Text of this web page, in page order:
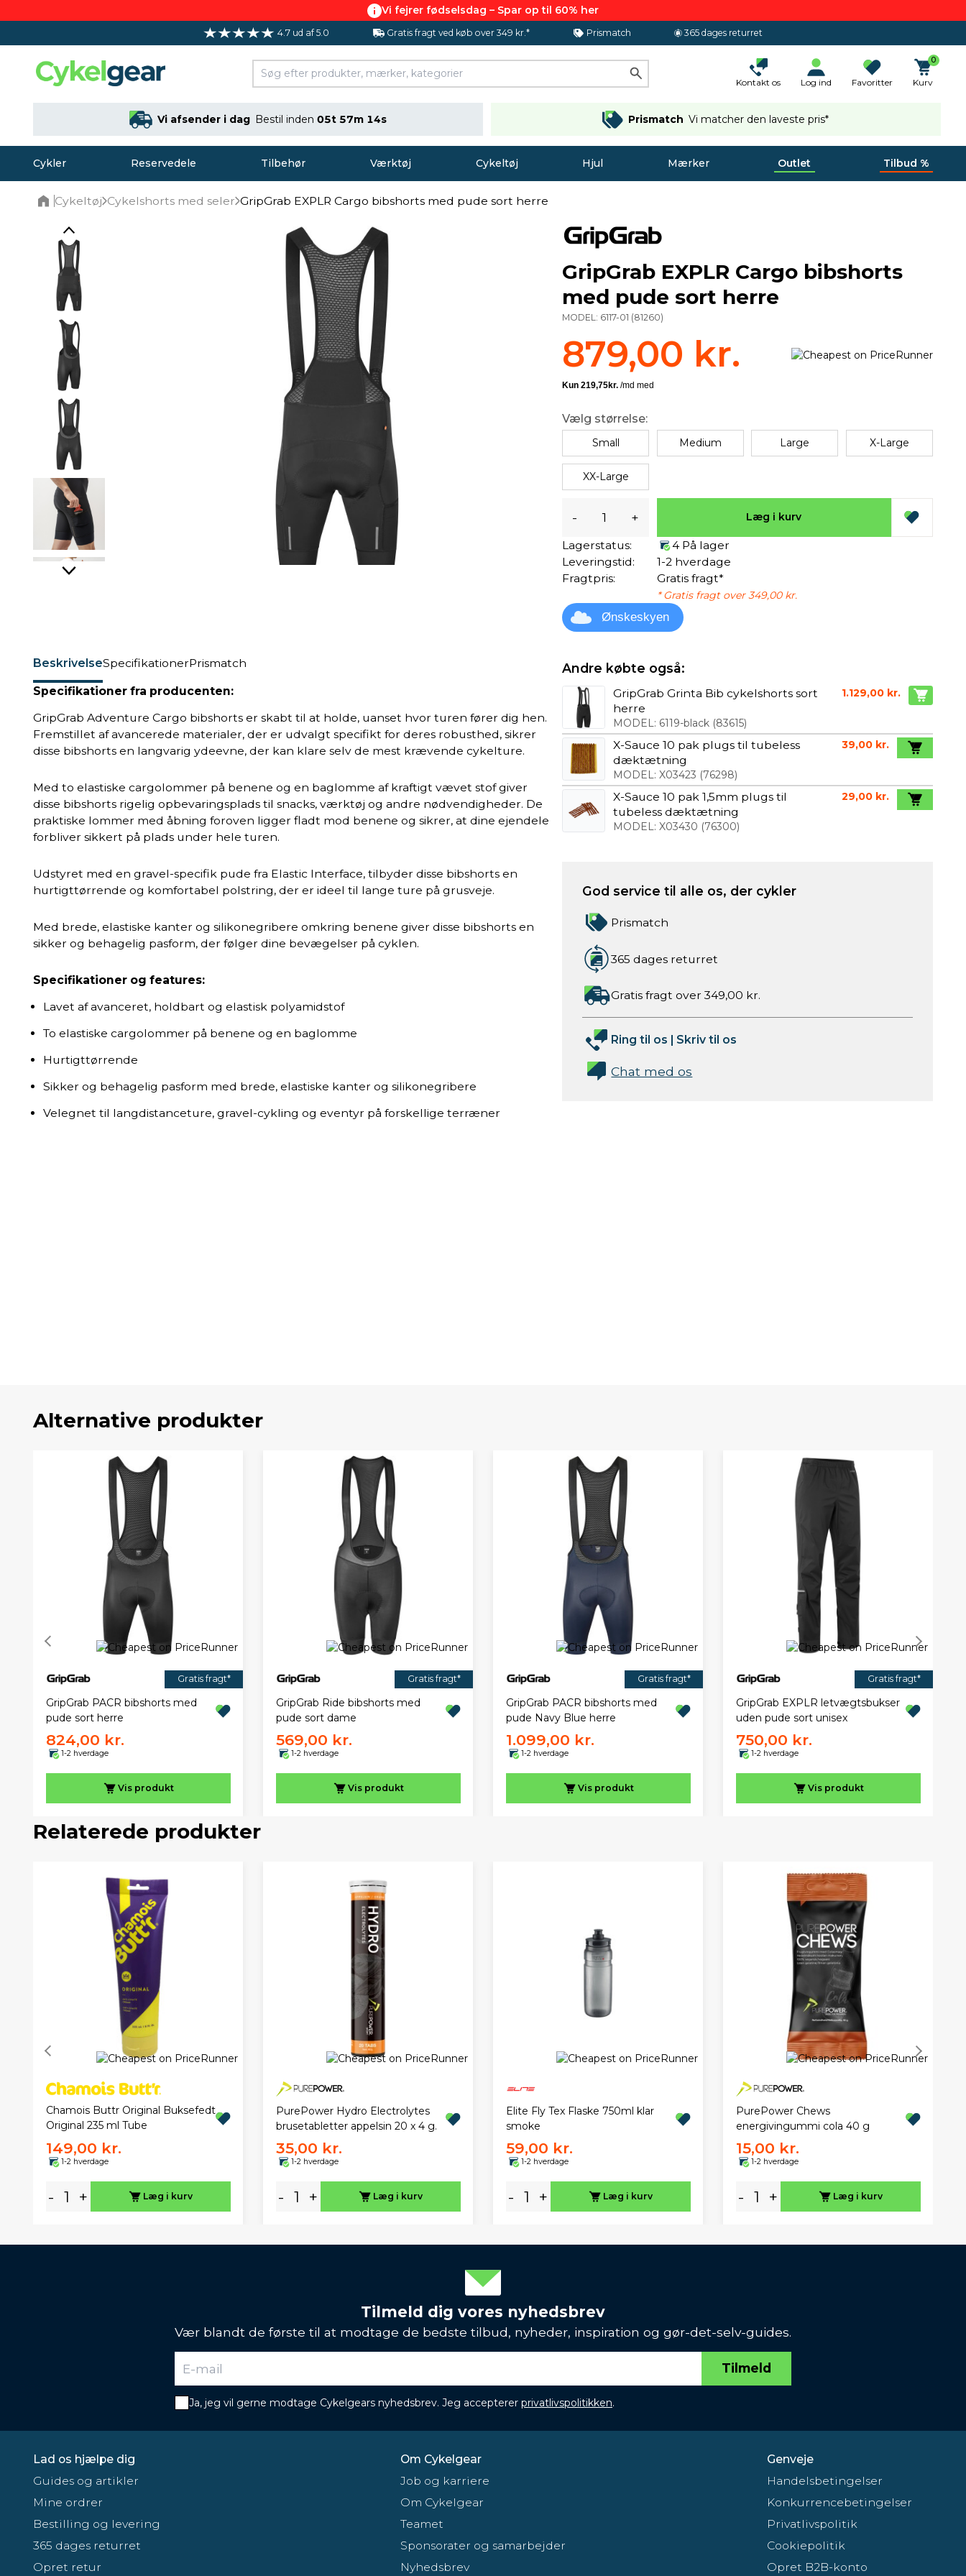
Vi fejrer fødselsdag – Spar op til 60% her
4.7 ud af 5.0 Gratis fragt ved køb over 349 kr.* Prismatch 365 dages returret
Kontakt os Log ind Favoritter
0
Kurv
Vi afsender i dag Bestil inden05t 57m 14s Prismatch Vi matcher den laveste pris*
Cykler Reservedele Tilbehør Værktøj Cykeltøj Hjul Mærker Outlet Tilbud %
Cykeltøj Cykelshorts med seler GripGrab EXPLR Cargo bibshorts med pude sort herre
BeskrivelseSpecifikationerPrismatch
Specifikationer fra producenten:
GripGrab Adventure Cargo bibshorts er skabt til at holde, uanset hvor turen fører dig hen.
Fremstillet af avancerede materialer, der er udvalgt specifikt for deres robusthed, sikrer
disse bibshorts en langvarig ydeevne, der kan klare selv de mest krævende cykelture.
Med to elastiske cargolommer på benene og en baglomme af kraftigt vævet stof giver
disse bibshorts rigelig opbevaringsplads til snacks, værktøj og andre nødvendigheder. De
praktiske lommer med åbning foroven ligger fladt mod benene og sikrer, at dine ejendele
forbliver sikkert på plads under hele turen.
Udstyret med en gravel-specifik pude fra Elastic Interface, tilbyder disse bibshorts en
hurtigttørrende og komfortabel polstring, der er ideel til lange ture på grusveje.
Med brede, elastiske kanter og silikonegribere omkring benene giver disse bibshorts en
sikker og behagelig pasform, der følger dine bevægelser på cyklen.
Specifikationer og features:
Lavet af avanceret, holdbart og elastisk polyamidstof
To elastiske cargolommer på benene og en baglomme
Hurtigttørrende
Sikker og behagelig pasform med brede, elastiske kanter og silikonegribere
Velegnet til langdistanceture, gravel-cykling og eventyr på forskellige terræner
GripGrab EXPLR Cargo bibshorts
med pude sort herre
MODEL: 6117-01 (81260)
879,00 kr.
Vælg størrelse:
Small Medium Large X-Large
XX-Large
- + Læg i kurv
Lagerstatus:
4 På lager
Leveringstid:
1-2 hverdage
Fragtpris:
Gratis fragt*
* Gratis fragt over 349,00 kr.
Ønskeskyen
Andre købte også:
GripGrab Grinta Bib cykelshorts sort
herre
MODEL: 6119-black(83615)
1.129,00 kr.
X-Sauce 10 pak plugs til tubeless
dæktætning
MODEL: X03423 (76298)
39,00 kr.
X-Sauce 10 pak 1,5mm plugs til
tubeless dæktætning
MODEL: X03430 (76300)
29,00 kr.
God service til alle os, der cykler
Prismatch
365 dages returret
Gratis fragt over 349,00 kr.
Ring til os | Skriv til os
Chat med os
Alternative produkter
Gratis fragt*
GripGrab PACR bibshorts med
pude sort herre
824,00 kr.
1-2 hverdage
Vis produkt
Gratis fragt*
GripGrab Ride bibshorts med
pude sort dame
569,00 kr.
1-2 hverdage
Vis produkt
Gratis fragt*
GripGrab PACR bibshorts med
pude Navy Blue herre
1.099,00 kr.
1-2 hverdage
Vis produkt
Gratis fragt*
GripGrab EXPLR letvægtsbukser
uden pude sort unisex
750,00 kr.
1-2 hverdage
Vis produkt
Relaterede produkter
Chamois Buttr Original Buksefedt
Original 235 ml Tube
149,00 kr.
1-2 hverdage
- + Læg i kurv
PurePower Hydro Electrolytes
brusetabletter appelsin 20 x 4 g.
35,00 kr.
1-2 hverdage
- + Læg i kurv
Elite Fly Tex Flaske 750ml klar
smoke
59,00 kr.
1-2 hverdage
- + Læg i kurv
PurePower Chews
energivingummi cola 40 g
15,00 kr.
1-2 hverdage
- + Læg i kurv
Tilmeld dig vores nyhedsbrev
Vær blandt de første til at modtage de bedste tilbud, nyheder, inspiration og gør-det-selv-guides.
Tilmeld
Ja, jeg vil gerne modtage Cykelgears nyhedsbrev. Jeg accepterer privatlivspolitikken.
Lad os hjælpe dig
Guides og artikler
Mine ordrer
Bestilling og levering
365 dages returret
Opret retur
Om Cykelgear
Job og karriere
Om Cykelgear
Teamet
Sponsorater og samarbejder
Nyhedsbrev
Genveje
Handelsbetingelser
Konkurrencebetingelser
Privatlivspolitik
Cookiepolitik
Opret B2B-konto